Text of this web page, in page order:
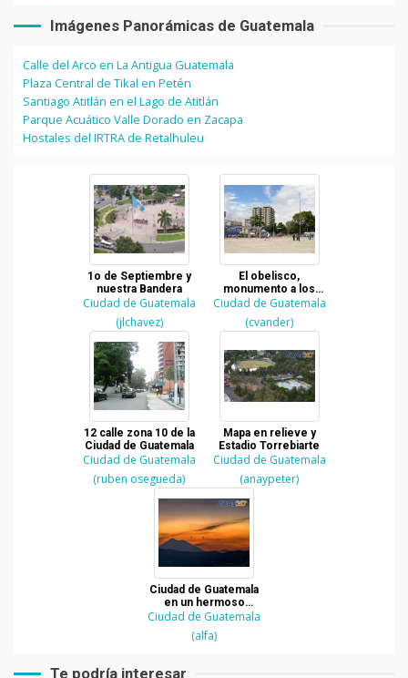
Imágenes Panorámicas de Guatemala
Calle del Arco en La Antigua Guatemala
Plaza Central de Tikal en Petén
Santiago Atitlán en el Lago de Atitlán
Parque Acuático Valle Dorado en Zacapa
Hostales del IRTRA de Retalhuleu
1o de Septiembre y
nuestra Bandera
Ciudad de Guatemala
(jlchavez)
El obelisco,
monumento a los
próceres de la
Guatemala
Ciudad de Guatemala
(cvander)
12 calle zona 10 de la
Ciudad de Guatemala
Ciudad de Guatemala
(ruben osegueda)
Mapa en relieve y
Estadio Torrebiarte
Ciudad de Guatemala
(anaypeter)
Ciudad de Guatemala
en un hermoso
atardecer
Ciudad de Guatemala
(alfa)
Te podría interesar